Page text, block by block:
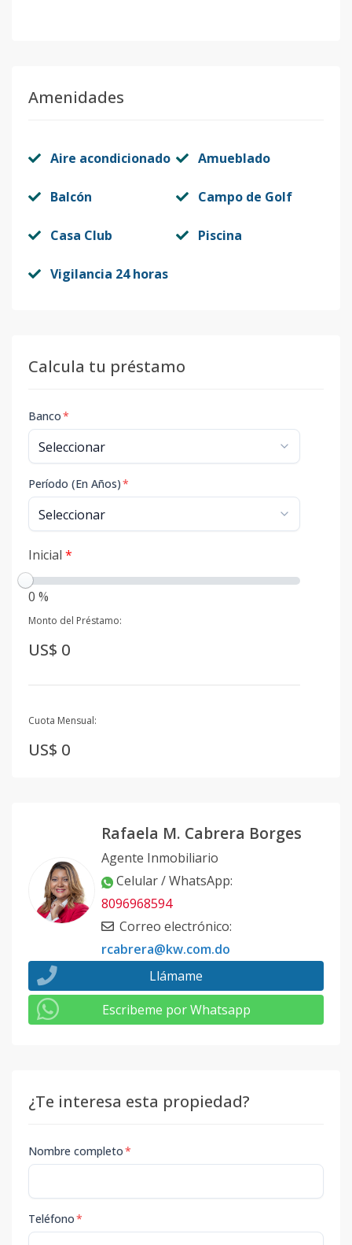
Amenidades
Aire acondicionado Amueblado
Balcón Campo de Golf
Casa Club Piscina
Vigilancia 24 horas
Calcula tu préstamo
Banco*
Período (En Años)*
Inicial *
0 %
Monto del Préstamo:
US$ 0
Cuota Mensual:
US$ 0
Rafaela M. Cabrera Borges
Agente Inmobiliario
Celular / WhatsApp:
8096968594
Correo electrónico:
rcabrera@kw.com.do
Llámame
Escribeme por Whatsapp
¿Te interesa esta propiedad?
Nombre completo*
Teléfono*